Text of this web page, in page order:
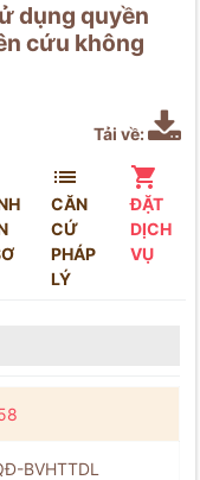
dụng quyền
cứu không
Tải về:

CĂN
CỨ
PHÁP
LÝ

ĐẶT
DỊCH
VỤ
BVHTTDL